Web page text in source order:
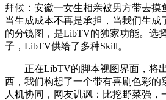
拜候：安徽一女生相亲被男方带去摸
当生成成本不再是承担，当我们生成
的分镜图，是LibTV的独家功能。选
子，LibTV供给了多种Skill。
正在LibTV的脚本视图界面，将
西，我们构想了一个带有喜剧色彩的
人机协同，网友讥讽：比挖野菜强，